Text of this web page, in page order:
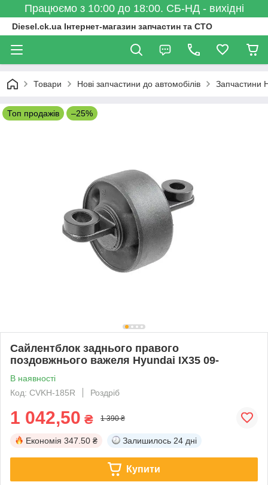
Працюємо з 10:00 до 18:00. СБ-НД - вихідні
Diesel.ck.ua Інтернет-магазин запчастин та СТО
Товари Нові запчастини до автомобілів Запчастини
Топ продажів –25%
Сайлентблок заднього правого
поздовжнього важеля Hyundai IX35 09-
В наявності
Код: CVKH-185R
Роздріб
1 042,50 ₴ 1 390 ₴
Економія 347.50 ₴ Залишилось 24 дні
Купити